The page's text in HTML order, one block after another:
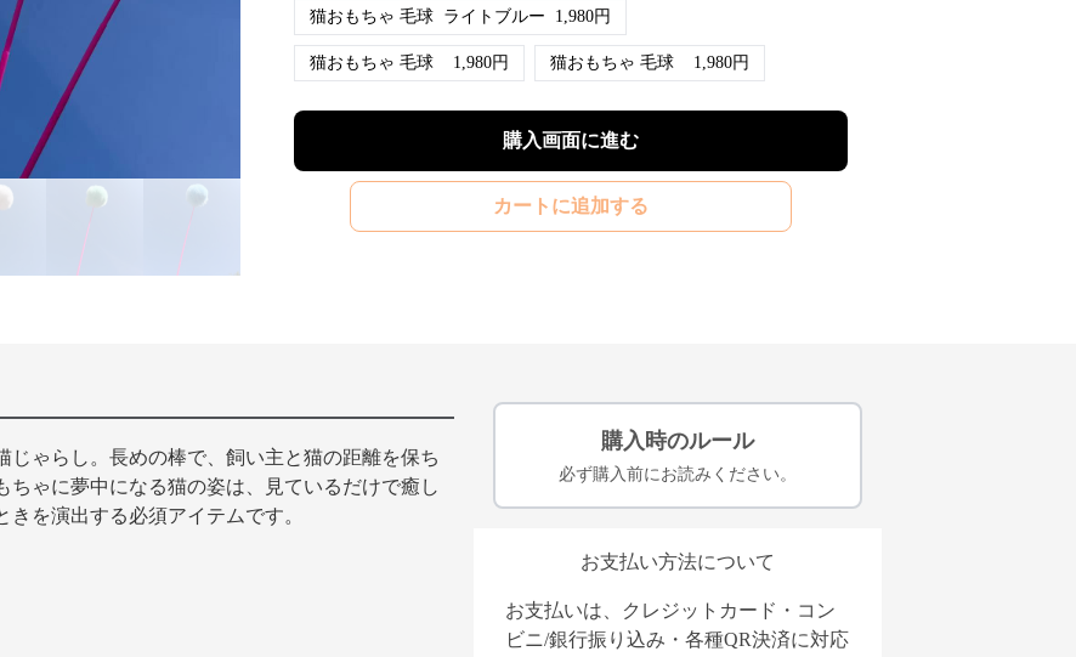
猫おもちゃ 毛球 ライトブルー 1,980円
猫おもちゃ 毛球 1,980円 猫おもちゃ 毛球 1,980円
購入画面に進む
カートに追加する
ゃらし。長めの棒で、飼い主と猫の距離を保ち
ゃに夢中になる猫の姿は、見ているだけで癒し
を演出する必須アイテムです。
購入時のルール
必ず購入前にお読みください。
お支払い方法について
お支払いは、クレジットカード・コン
ビニ/銀行振り込み・各種QR決済に対応